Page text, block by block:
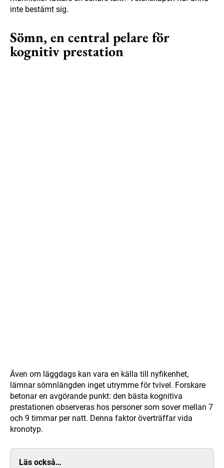
inte bestämt sig.
Sömn, en central pelare för
kognitiv prestation
Även om läggdags kan vara en källa till nyfikenhet,
lämnar sömnlängden inget utrymme för tvivel. Forskare
betonar en avgörande punkt: den bästa kognitiva
prestationen observeras hos personer som sover mellan 7
och 9 timmar per natt. Denna faktor överträffar vida
kronotyp.
Läs också…